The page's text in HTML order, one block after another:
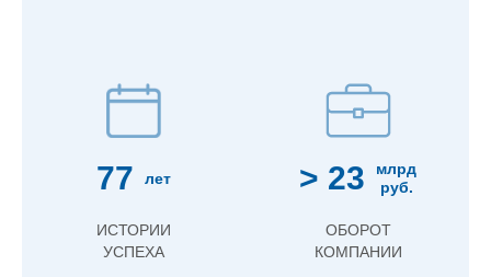
77 лет
ИСТОРИИ
УСПЕХА
> 23
млрд
руб.
ОБОРОТ
КОМПАНИИ